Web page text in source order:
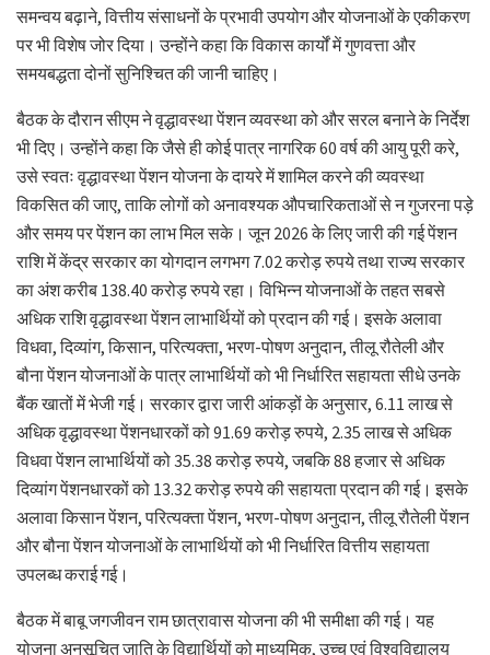
समन्वय बढ़ाने, वित्तीय संसाधनों के प्रभावी उपयोग और योजनाओं के एकीकरण
पर भी विशेष जोर दिया। उन्होंने कहा कि विकास कार्यों में गुणवत्ता और
समयबद्धता दोनों सुनिश्चित की जानी चाहिए।
बैठक के दौरान सीएम ने वृद्धावस्था पेंशन व्यवस्था को और सरल बनाने के निर्देश
भी दिए। उन्होंने कहा कि जैसे ही कोई पात्र नागरिक 60 वर्ष की आयु पूरी करे,
उसे स्वतः वृद्धावस्था पेंशन योजना के दायरे में शामिल करने की व्यवस्था
विकसित की जाए, ताकि लोगों को अनावश्यक औपचारिकताओं से न गुजरना पड़े
और समय पर पेंशन का लाभ मिल सके। जून 2026 के लिए जारी की गई पेंशन
राशि में केंद्र सरकार का योगदान लगभग 7.02 करोड़ रुपये तथा राज्य सरकार
का अंश करीब 138.40 करोड़ रुपये रहा। विभिन्न योजनाओं के तहत सबसे
अधिक राशि वृद्धावस्था पेंशन लाभार्थियों को प्रदान की गई। इसके अलावा
विधवा, दिव्यांग, किसान, परित्यक्ता, भरण-पोषण अनुदान, तीलू रौतेली और
बौना पेंशन योजनाओं के पात्र लाभार्थियों को भी निर्धारित सहायता सीधे उनके
बैंक खातों में भेजी गई। सरकार द्वारा जारी आंकड़ों के अनुसार, 6.11 लाख से
अधिक वृद्धावस्था पेंशनधारकों को 91.69 करोड़ रुपये, 2.35 लाख से अधिक
विधवा पेंशन लाभार्थियों को 35.38 करोड़ रुपये, जबकि 88 हजार से अधिक
दिव्यांग पेंशनधारकों को 13.32 करोड़ रुपये की सहायता प्रदान की गई। इसके
अलावा किसान पेंशन, परित्यक्ता पेंशन, भरण-पोषण अनुदान, तीलू रौतेली पेंशन
और बौना पेंशन योजनाओं के लाभार्थियों को भी निर्धारित वित्तीय सहायता
उपलब्ध कराई गई।
बैठक में बाबू जगजीवन राम छात्रावास योजना की भी समीक्षा की गई। यह
योजना अनुसूचित जाति के विद्यार्थियों को माध्यमिक, उच्च एवं विश्वविद्यालय